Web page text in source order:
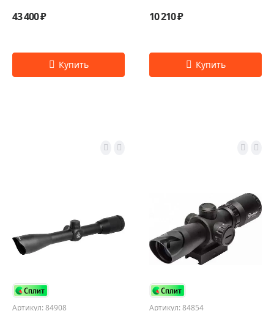
43 400 ₽ 10 210 ₽
Артикул: 84908 Артикул: 84854